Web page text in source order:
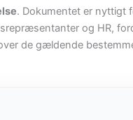
. Dokumentet er nyttigt
og HR,
de gældende